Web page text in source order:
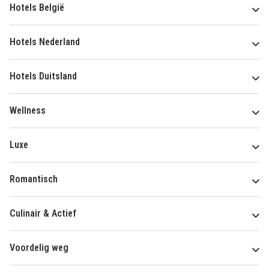
Hotels België
Hotels Nederland
Hotels Duitsland
Wellness
Luxe
Romantisch
Culinair & Actief
Voordelig weg